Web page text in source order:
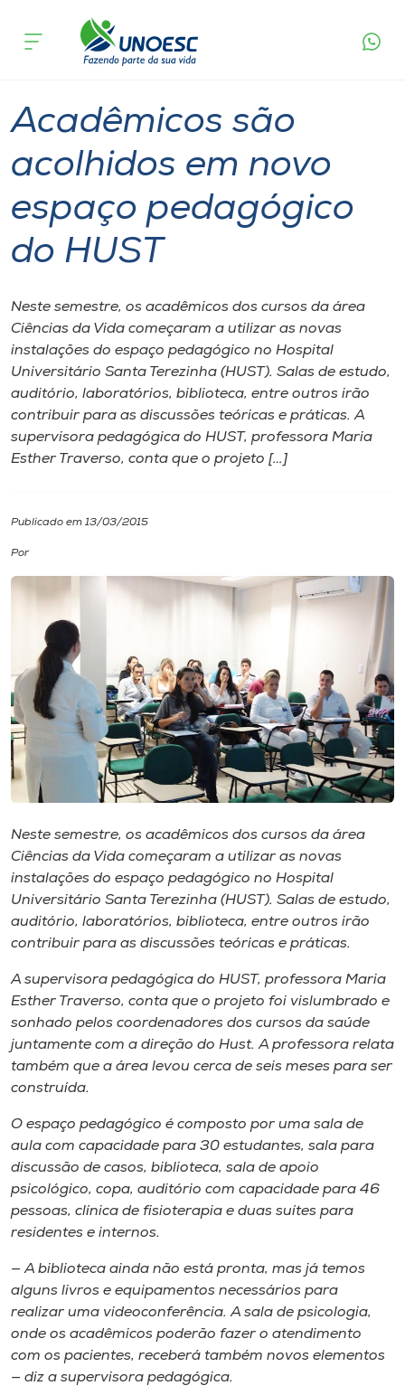
Cursos
Atendimento ao Estudante
Portal de Ensino
A
Internacionalização
I.nova
Cultura
CPA
Biblioteca
Editora
Rádio
Unoesc
Store
Selecione
o idioma
acontece
Acadêmicos são
acolhidos em novo
espaço pedagógico
do HUST
Neste semestre, os acadêmicos dos cursos da área
Ciências da Vida começaram a utilizar as novas
instalações do espaço pedagógico no Hospital
Universitário Santa Terezinha (HUST). Salas de estudo,
auditório, laboratórios, biblioteca, entre outros irão
contribuir para as discussões teóricas e práticas. A
supervisora pedagógica do HUST, professora Maria
Esther Traverso, conta que o projeto […]
Publicado em 13/03/2015
Por
Neste semestre, os acadêmicos dos cursos da área
Ciências da Vida começaram a utilizar as novas
instalações do espaço pedagógico no Hospital
Universitário Santa Terezinha (HUST). Salas de estudo,
auditório, laboratórios, biblioteca, entre outros irão
contribuir para as discussões teóricas e práticas.
A supervisora pedagógica do HUST, professora Maria
Esther Traverso, conta que o projeto foi vislumbrado e
sonhado pelos coordenadores dos cursos da saúde
juntamente com a direção do Hust. A professora relata
também que a área levou cerca de seis meses para ser
construída.
O espaço pedagógico é composto por uma sala de
aula com capacidade para 30 estudantes, sala para
discussão de casos, biblioteca, sala de apoio
psicológico, copa, auditório com capacidade para 46
pessoas, clínica de fisioterapia e duas suítes para
residentes e internos.
— A biblioteca ainda não está pronta, mas já temos
alguns livros e equipamentos necessários para
realizar uma videoconferência. A sala de psicologia,
onde os acadêmicos poderão fazer o atendimento
com os pacientes, receberá também novos elementos
— diz a supervisora pedagógica.